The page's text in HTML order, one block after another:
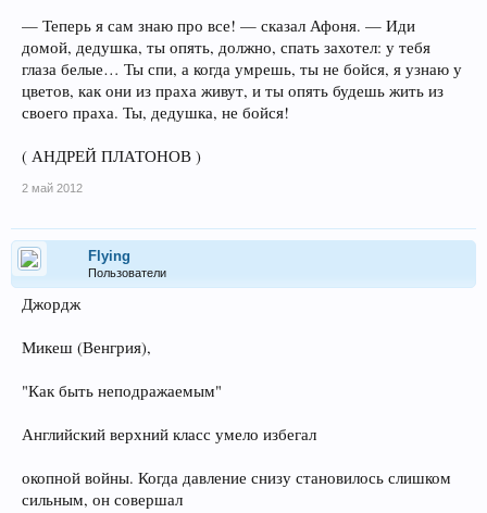
— Теперь я сам знаю про все! — сказал Афоня. — Иди
домой, дедушка, ты опять, должно, спать захотел: у тебя
глаза белые… Ты спи, а когда умрешь, ты не бойся, я узнаю у
цветов, как они из праха живут, и ты опять будешь жить из
своего праха. Ты, дедушка, не бойся!
( АНДРЕЙ ПЛАТОНОВ )
2 май 2012
Flying
Пользователи
Джордж
Микеш (Венгрия),
"Как быть неподражаемым"
Английский верхний класс умело избегал
окопной войны. Когда давление снизу становилось слишком
сильным, он совершал